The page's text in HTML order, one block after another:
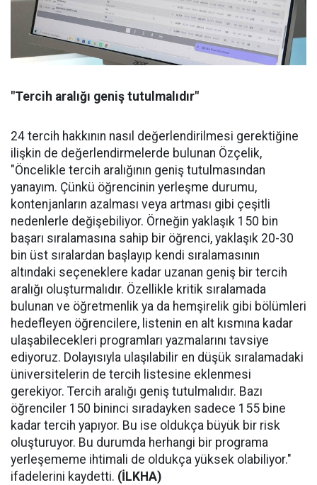
"Tercih aralığı geniş tutulmalıdır"
24 tercih hakkının nasıl değerlendirilmesi gerektiğine
ilişkin de değerlendirmelerde bulunan Özçelik,
"Öncelikle tercih aralığının geniş tutulmasından
yanayım. Çünkü öğrencinin yerleşme durumu,
kontenjanların azalması veya artması gibi çeşitli
nedenlerle değişebiliyor. Örneğin yaklaşık 150 bin
başarı sıralamasına sahip bir öğrenci, yaklaşık 20-30
bin üst sıralardan başlayıp kendi sıralamasının
altındaki seçeneklere kadar uzanan geniş bir tercih
aralığı oluşturmalıdır. Özellikle kritik sıralamada
bulunan ve öğretmenlik ya da hemşirelik gibi bölümleri
hedefleyen öğrencilere, listenin en alt kısmına kadar
ulaşabilecekleri programları yazmalarını tavsiye
ediyoruz. Dolayısıyla ulaşılabilir en düşük sıralamadaki
üniversitelerin de tercih listesine eklenmesi
gerekiyor. Tercih aralığı geniş tutulmalıdır. Bazı
öğrenciler 150 bininci sıradayken sadece 155 bine
kadar tercih yapıyor. Bu ise oldukça büyük bir risk
oluşturuyor. Bu durumda herhangi bir programa
yerleşememe ihtimali de oldukça yüksek olabiliyor."
ifadelerini kaydetti. (İLKHA)